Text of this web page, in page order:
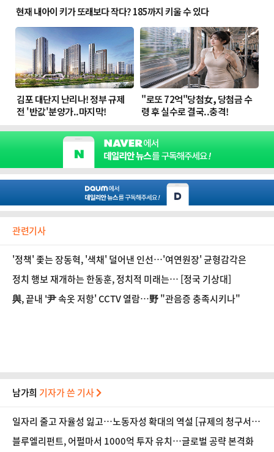
관련기사
'정책' 좇는 장동혁, '색채' 덜어낸 인선…'여연원장' 균형감각은
정치 행보 재개하는 한동훈, 정치적 미래는… [정국 기상대]
與, 끝내 '尹 속옷 저항' CCTV 열람…野 "관음증 충족시키나"
남가희 기자가 쓴 기사
일자리 줄고 자율성 잃고…노동자성 확대의 역설 [규제의 청구서
③]
블루엘리펀트, 어펄마서 1000억 투자 유치…글로벌 공략 본격화